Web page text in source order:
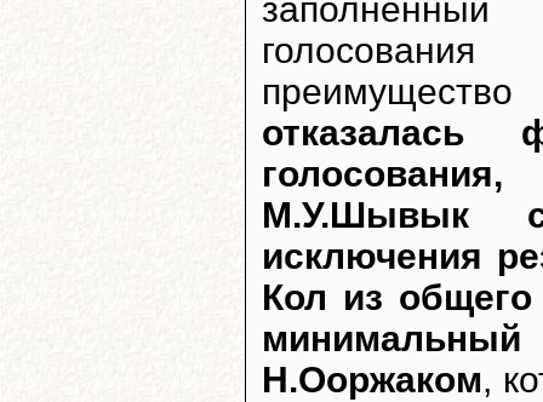
отказалась
М.У.Шывык
исключения
Кол из
минимальный
Н.Ооржаком,